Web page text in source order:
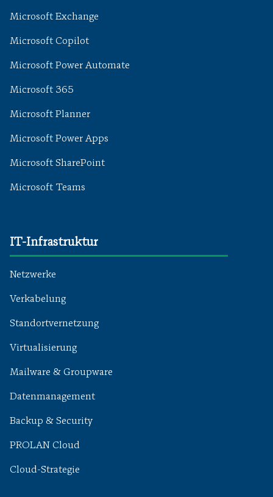
Microsoft Exchange
Microsoft Copilot
Microsoft Power Automate
Microsoft 365
Microsoft Planner
Microsoft Power Apps
Microsoft SharePoint
Microsoft Teams
IT-Infrastruktur
Netzwerke
Verkabelung
Standortvernetzung
Virtualisierung
Mailware & Groupware
Datenmanagement
Backup & Security
PROLAN Cloud
Cloud-Strategie